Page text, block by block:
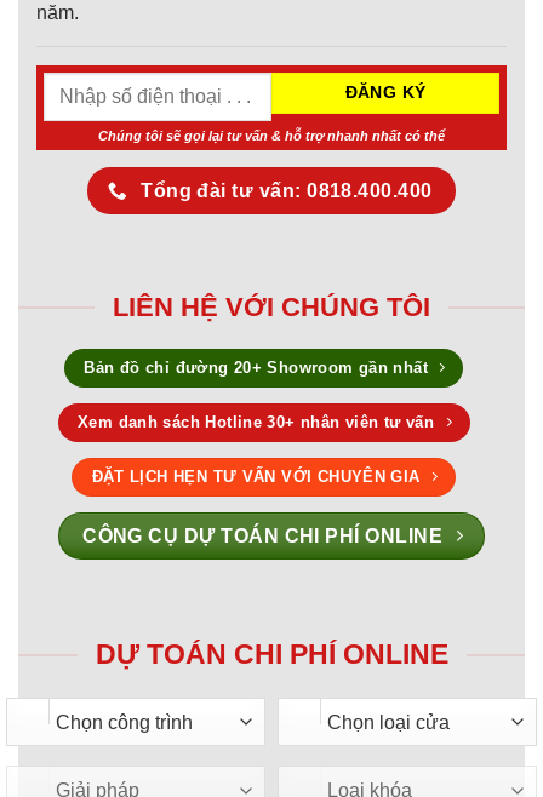
năm.
Chúng tôi sẽ gọi lại tư vấn & hỗ trợ nhanh nhất có thể
Tổng đài tư vấn: 0818.400.400
LIÊN HỆ VỚI CHÚNG TÔI
Bản đồ chỉ đường 20+ Showroom gần nhất
Xem danh sách Hotline 30+ nhân viên tư vấn
ĐẶT LỊCH HẸN TƯ VẤN VỚI CHUYÊN GIA
CÔNG CỤ DỰ TOÁN CHI PHÍ ONLINE
DỰ TOÁN CHI PHÍ ONLINE